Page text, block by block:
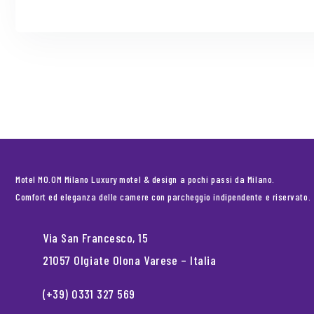
Motel MO.OM Milano Luxury motel & design a pochi passi da Milano.
Comfort ed eleganza delle camere con parcheggio indipendente e riservato.
Via San Francesco, 15
21057 Olgiate Olona Varese – Italia
(+39) 0331 327 569